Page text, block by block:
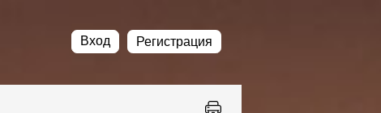
Вход Регистрация